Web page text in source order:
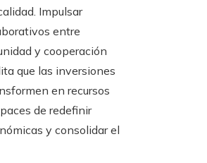
Impulsar
entre
y cooperación
que las inversiones
en recursos
de redefinir
y consolidar el